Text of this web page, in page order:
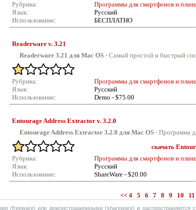
Рубрика:
Программы для смартфонов и
Язык:
Русский
Использование:
БЕСПЛАТНО
Readerware v. 3.21
Readerware 3.21 для Mac OS - Самый простой и быстрый
Рубрика:
Программы для смартфонов и
Язык:
Русский
Использование:
Demo - $75.00
Entourage Address Extractor v. 3.2.0
Entourage Address Extractor 3.2.0 для Mac OS - Программа
скачать
Рубрика:
Программы для смартфонов и
Язык:
Русский
Использование:
ShareWare - $20.00
<< 4 5 6 7 8 9 10 11
(freeware) или демонстрационными (shareware) и распространяются